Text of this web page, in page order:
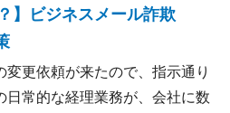
】ビジネスメール詐欺
変更依頼が来たので、指示通り
日常的な経理業務が、会社に数